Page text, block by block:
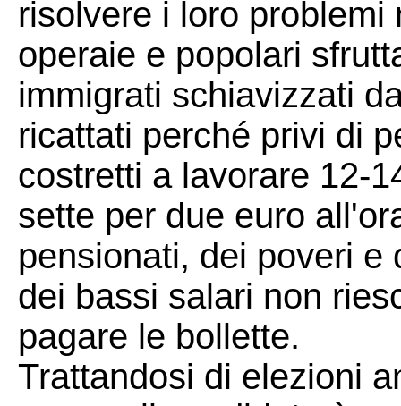
risolvere i loro
operaie e popolari
immigrati schiavizzati
ricattati perché privi di
costretti a lavorare 12-
sette per due euro
pensionati, dei poveri e
dei bassi salari non
pagare le bollette.
Trattandosi di elezioni